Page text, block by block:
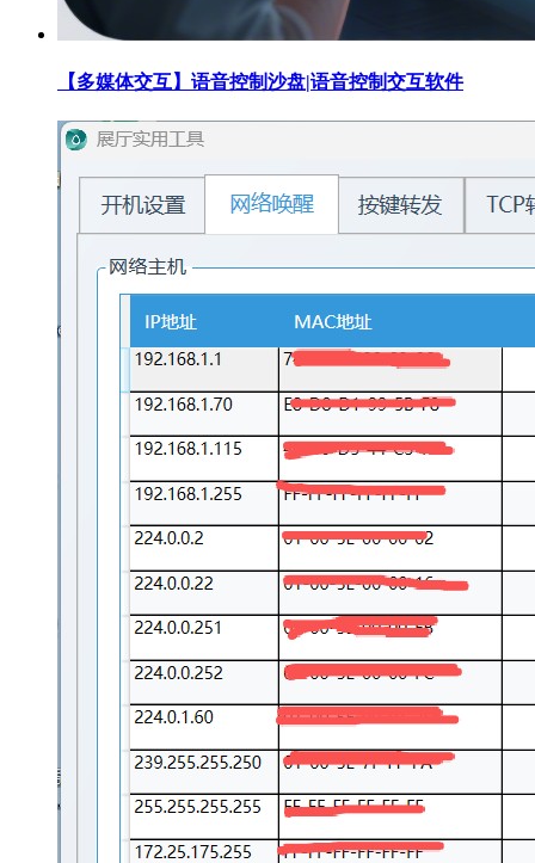
【多媒体交互】语音控制沙盘|语音控制交互软件